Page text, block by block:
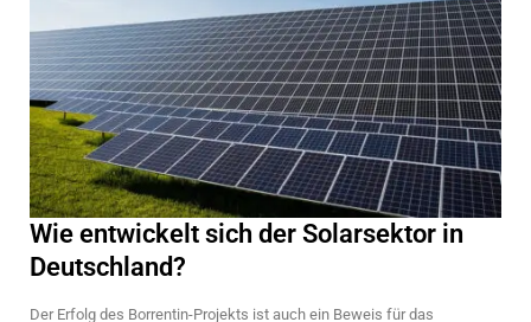
Wie entwickelt sich der Solarsektor in
Deutschland?
Der Erfolg des Borrentin-Projekts ist auch ein Beweis für das